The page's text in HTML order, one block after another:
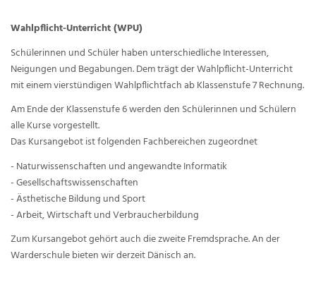
Wahlpflicht-Unterricht (WPU)
Schülerinnen und Schüler haben unterschiedliche Interessen,
Neigungen und Begabungen. Dem trägt der Wahlpflicht-Unterricht
mit einem vierstündigen Wahlpflichtfach ab Klassenstufe 7 Rechnung.
Am Ende der Klassenstufe 6 werden den Schülerinnen und Schülern
alle Kurse vorgestellt.
Das Kursangebot ist folgenden Fachbereichen zugeordnet
- Naturwissenschaften und angewandte Informatik
- Gesellschaftswissenschaften
- Ästhetische Bildung und Sport
- Arbeit, Wirtschaft und Verbraucherbildung
Zum Kursangebot gehört auch die zweite Fremdsprache. An der
Warderschule bieten wir derzeit Dänisch an.